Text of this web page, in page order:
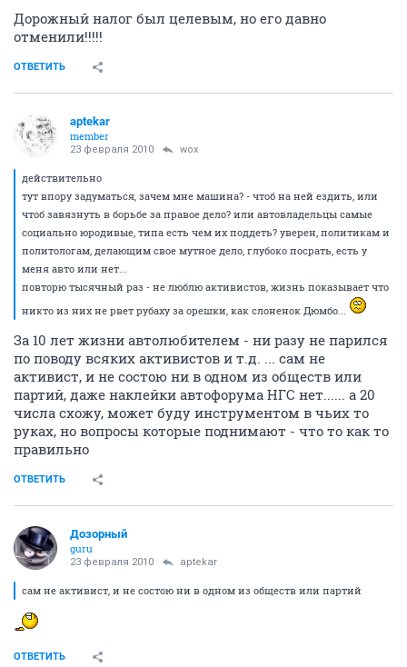
Дорожный налог был целевым, но его давно
отменили!!!!!
ОТВЕТИТЬ
aptekar
member
23 февраля 2010 wox
действительно
тут впору задуматься, зачем мне машина? - чтоб на ней ездить, или
чтоб завязнуть в борьбе за правое дело? или автовладельцы самые
социально юродивые, типа есть чем их поддеть? уверен, политикам и
политологам, делающим свое мутное дело, глубоко посрать, есть у
меня авто или нет...
повторю тысячный раз - не люблю активистов, жизнь показывает что
никто из них не рвет рубаху за орешки, как слоненок Дюмбо...
За 10 лет жизни автолюбителем - ни разу не парился
по поводу всяких активистов и т.д. ... сам не
активист, и не состою ни в одном из обществ или
партий, даже наклейки автофорума НГС нет...... а 20
числа схожу, может буду инструментом в чьих то
руках, но вопросы которые поднимают - что то как то
правильно
ОТВЕТИТЬ
Дозорный
guru
23 февраля 2010 aptekar
сам не активист, и не состою ни в одном из обществ или партий
ОТВЕТИТЬ